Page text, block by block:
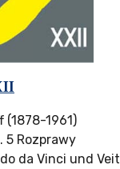
(1878-1961)
5 Rozprawy
da Vinci und Veit